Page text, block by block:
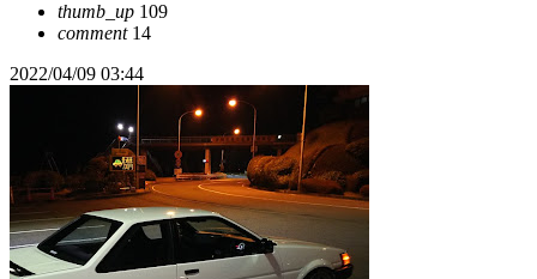
thumb_up 109
comment14
2022/04/09 03:44